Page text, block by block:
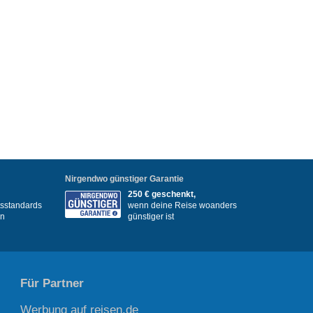
Nirgendwo günstiger Garantie
250 € geschenkt,
wenn deine Reise woanders
günstiger ist
Für Partner
Werbung auf reisen.de